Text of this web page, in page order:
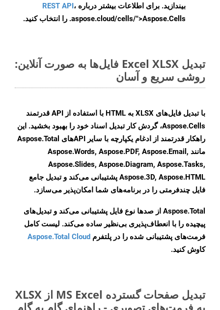
بیندازید. برای اطلاعات بیشتر درباره REST API،
.aspose.cloud/cells/">Aspose.Cells را انتخاب کنید.
تبدیل Excel XLSX فایل‌ها به صورت آنلاین:
روشی سریع و آسان
با تبدیل فایل‌های XLSX به HTML با استفاده از API قدرتمند
Aspose.Cells، گردش کار تبدیل اسناد خود را بهبود بخشید. این
راهکار قدرتمند از ادغام یکپارچه با سایر APIهای Aspose.Total
مانند Aspose.Words, Aspose.PDF, Aspose.Email,
Aspose.Slides, Aspose.Diagram, Aspose.Tasks,
Aspose.3D, Aspose.HTML پشتیبانی می‌کند و تبدیل جامع
فایل چندفرمتی را در برنامه‌های شما امکان‌پذیر می‌سازد.
Aspose.Total از صدها نوع فایل پشتیبانی می‌کند و تبدیل‌های
پیچیده را با انعطاف‌پذیری بی‌نظیر ساده می‌کند. لیست کامل
فرمت‌های پشتیبانی شده را در پلتفرم Aspose.Total Cloud
کاوش کنید.
تبدیل صفحات گسترده MS Excel از XLSX